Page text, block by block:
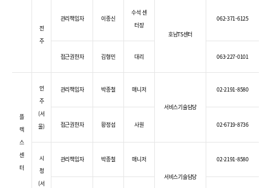
전
주
관리책임자 이종신
수석 센
터장
호남TS센터
062-371-6125
접근권한자 김형민 대리 063-227-0101
플
렉
스
센
터
언
주
(서
울)
관리책임자 박종철 매니저
서비스기술담당
02-2191-8580
접근권한자 황정섭 사원 02-6719-8736
시
청
(서
관리책임자 박종철 매니저
서비스기술담당
02-2191-8580